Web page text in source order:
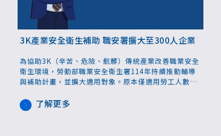
3K產業安全衛生補助 職安署擴大至300人企業
為協助3K（辛苦、危險、骯髒）傳統產業改善職業安全
衛生環境，勞動部職業安全衛生署114年持續推動輔導
與補助計畫，並擴大適用對象。原本僅適用勞工人數未
更多企業，提升職場安全。
了解更多